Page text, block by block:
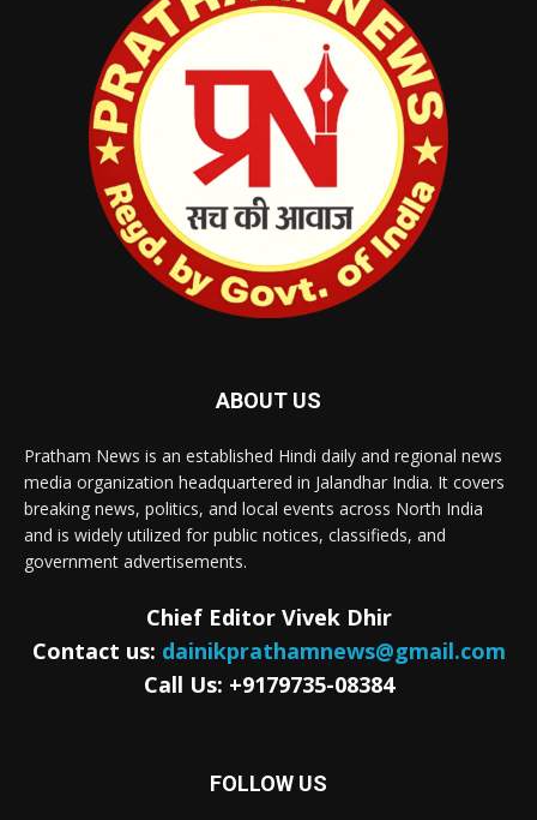
ABOUT US
Pratham News is an established Hindi daily and regional news
media organization headquartered in Jalandhar India. It covers
breaking news, politics, and local events across North India
and is widely utilized for public notices, classifieds, and
government advertisements.
Chief Editor Vivek Dhir
Contact us: dainikprathamnews@gmail.com
Call Us: +9179735-08384
FOLLOW US